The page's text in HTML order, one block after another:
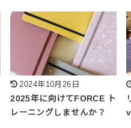
2024年10月26日
2025年に向けてFORCE ト
レーニングしませんか？